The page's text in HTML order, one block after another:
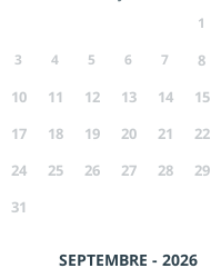
1
3
4 5 6 7 8
10
11 12 13 14 15
17
18 19 20 21 22
24
25 26 27 28 29
31
SEPTEMBRE - 2026